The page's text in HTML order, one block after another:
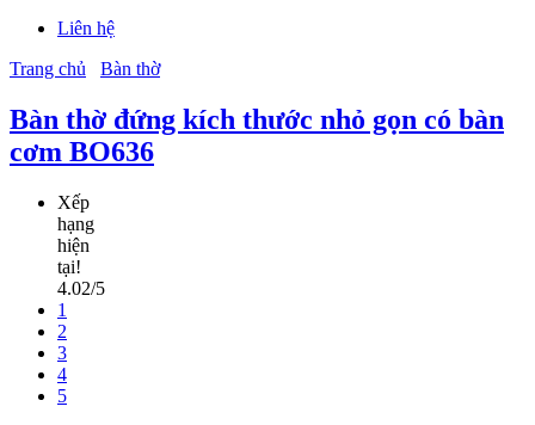
Liên hệ
Trang chủ
Bàn thờ
Bàn thờ đứng kích thước nhỏ gọn có bàn
cơm BO636
Xếp
hạng
hiện
tại!
4.02/5
1
2
3
4
5